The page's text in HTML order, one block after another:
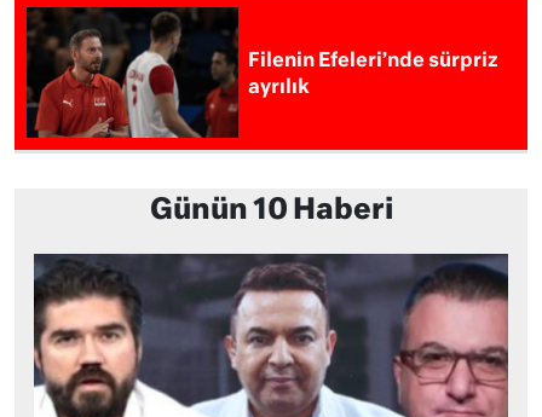
Filenin Efeleri’nde sürpriz
ayrılık
Günün 10 Haberi